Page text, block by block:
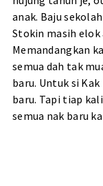
anak. Baju
Stokin masih
Memandangkan
semua dah tak
baru. Untuk si
baru. Tapi tiap
semua nak baru